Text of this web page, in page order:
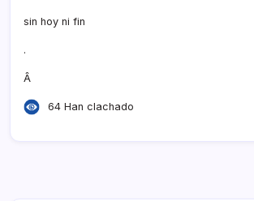
sin hoy ni fin
.
Â
64 Han clachado